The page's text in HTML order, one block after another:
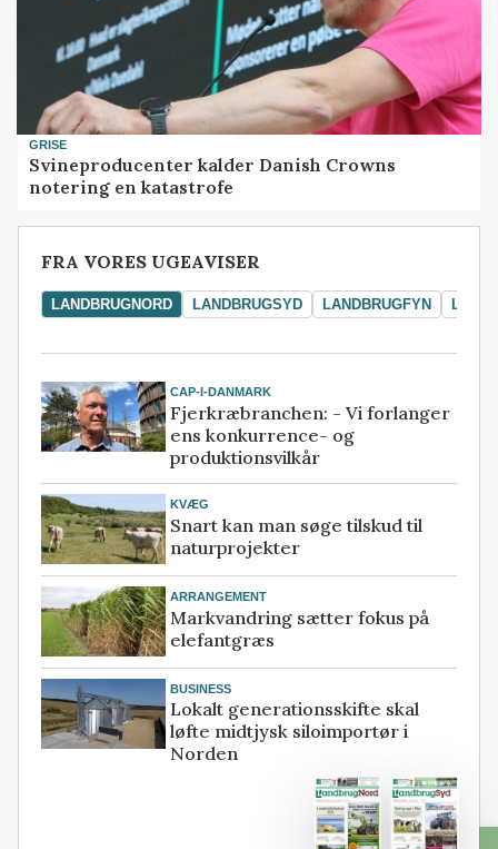
GRISE
Svineproducenter kalder Danish Crowns
notering en katastrofe
FRA VORES UGEAVISER
LANDBRUGNORD LANDBRUGSYD LANDBRUGFYN
CAP-I-DANMARK
Fjerkræbranchen: - Vi forlanger
ens konkurrence- og
produktionsvilkår
KVÆG
Snart kan man søge tilskud til
naturprojekter
ARRANGEMENT
Markvandring sætter fokus på
elefantgræs
BUSINESS
Lokalt generationsskifte skal
løfte midtjysk siloimportør i
Norden